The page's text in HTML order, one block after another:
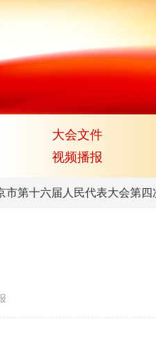
大会文件
视频播报
市第十六届人民代表大会第四